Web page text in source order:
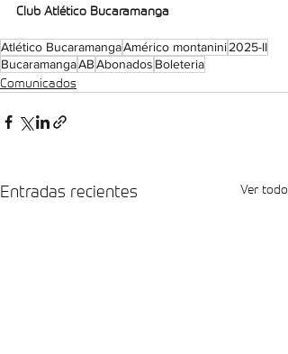
Club Atlético Bucaramanga
Atlético BucaramangaAmérico montanini2025-II
BucaramangaABAbonados Boleteria
Comunicados
Entradas recientes Ver todo